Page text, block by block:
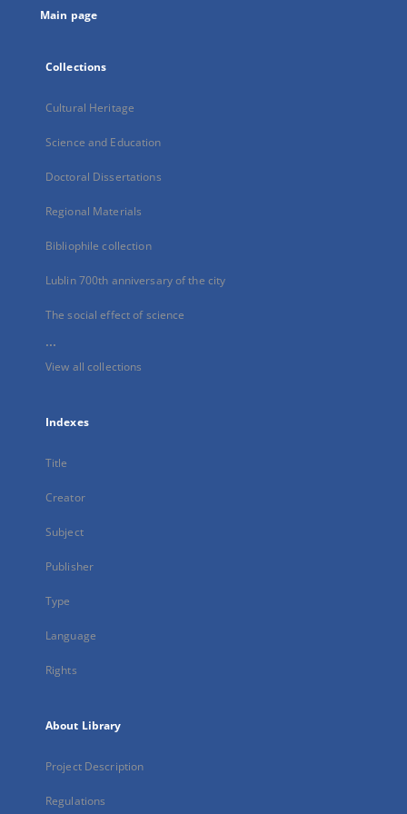
Main page
Collections
Cultural Heritage
Science and Education
Doctoral Dissertations
Regional Materials
Bibliophile collection
Lublin 700th anniversary of the city
The social effect of science
...
View all collections
Indexes
Title
Creator
Subject
Publisher
Type
Language
Rights
About Library
Project Description
Regulations